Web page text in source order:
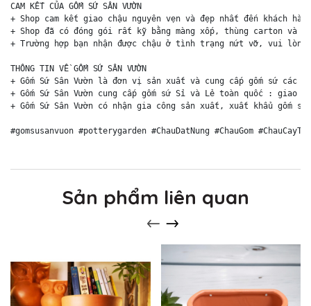
CAM KẾT CỦA GỐM SỨ SÂN VƯỜN
+ Shop cam kết giao chậu nguyên vẹn và đẹp nhất đến khách hàng
+ Shop đã có đóng gói rất kỹ bằng màng xốp, thùng carton và
+ Trường hợp bạn nhận được chậu ở tình trạng nứt vỡ, vui lòng
THÔNG TIN VỀ GỐM SỨ SÂN VƯỜN
+ Gốm Sứ Sân Vườn là đơn vị sản xuất và cung cấp gốm sứ
+ Gốm Sứ Sân Vườn cung cấp gốm sứ Sỉ và Lẻ toàn quốc :
+ Gốm Sứ Sân Vườn có nhận gia công sản xuất, xuất khẩu gốm sứ
#gomsusanvuon #potterygarden #ChauDatNung #ChauGom
Sản phẩm liên quan